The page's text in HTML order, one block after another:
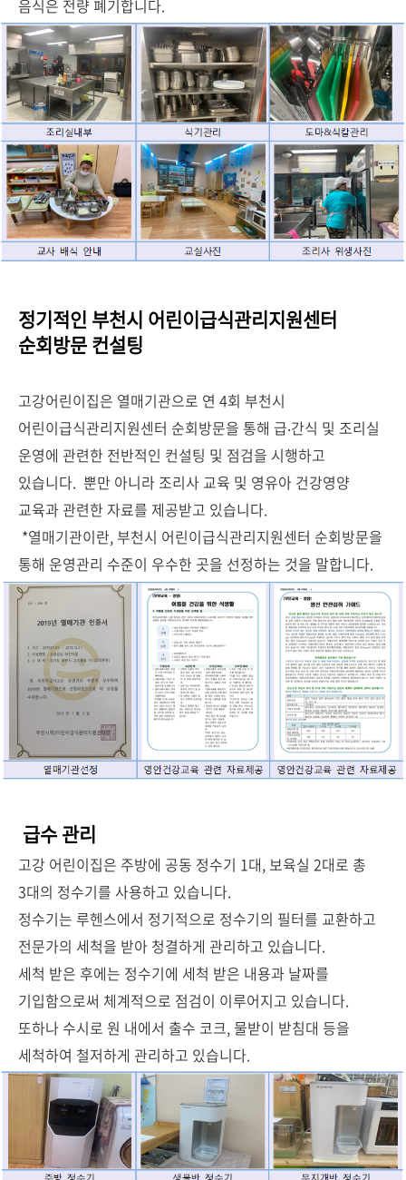
음식은 전량 폐기합니다.
정기적인 부천시 어린이급식관리지원센터
순회방문 컨설팅
고강어린이집은 열매기관으로 연 4회 부천시
어린이급식관리지원센터 순회방문을 통해 급‧간식 및 조리실
운영에 관련한 전반적인 컨설팅 및 점검을 시행하고
있습니다. 뿐만 아니라 조리사 교육 및 영유아 건강영양
교육과 관련한 자료를 제공받고 있습니다.
*열매기관이란, 부천시 어린이급식관리지원센터 순회방문을
통해 운영관리 수준이 우수한 곳을 선정하는 것을 말합니다.
급수 관리
고강 어린이집은 주방에 공동 정수기 1대, 보육실 2대로 총
3대의 정수기를 사용하고 있습니다.
정수기는 루헨스에서 정기적으로 정수기의 필터를 교환하고
전문가의 세척을 받아 청결하게 관리하고 있습니다.
세척 받은 후에는 정수기에 세척 받은 내용과 날짜를
기입함으로써 체계적으로 점검이 이루어지고 있습니다.
또하나 수시로 원 내에서 출수 코크, 물받이 받침대 등을
세척하여 철저하게 관리하고 있습니다.